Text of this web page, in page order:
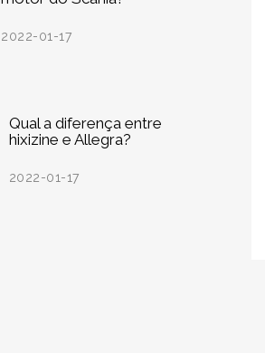
2022-01-17
Qual a diferença entre
hixizine e Allegra?
2022-01-17